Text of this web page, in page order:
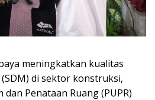
meningkatkan kualitas
di sektor konstruksi,
Penataan Ruang (PUPR)